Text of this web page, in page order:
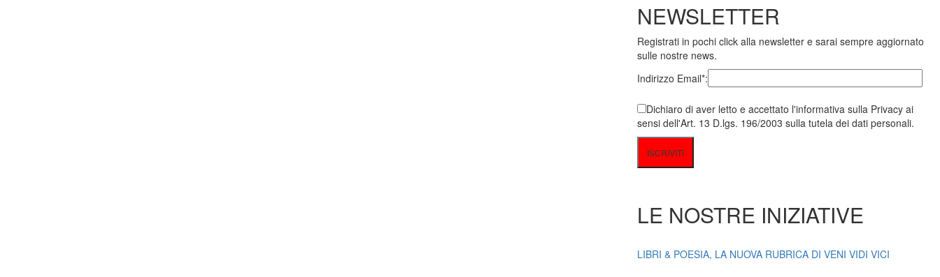
NEWSLETTER
Registrati in pochi click alla newsletter e sarai sempre aggiornato
sulle nostre news.
Indirizzo Email*:
Dichiaro di aver letto e accettato l'informativa sulla Privacy ai
sensi dell'Art. 13 D.lgs. 196/2003 sulla tutela dei dati personali.
LE NOSTRE INIZIATIVE
LIBRI & POESIA, LA NUOVA RUBRICA DI VENI VIDI VICI